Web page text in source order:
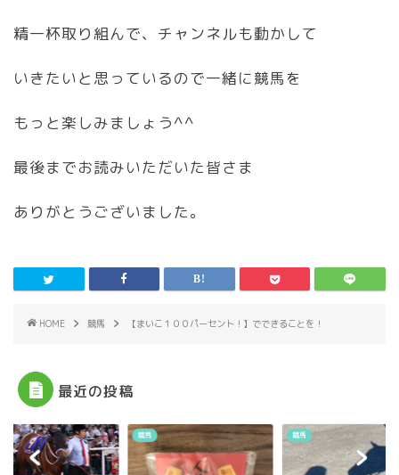
精一杯取り組んで、チャンネルも動かして
いきたいと思っているので一緒に競馬を
もっと楽しみましょう^^
最後までお読みいただいた皆さま
ありがとうございました。
HOME 競馬 【まいこ１００パーセント！】でできることを！
最近の投稿
競馬 競馬